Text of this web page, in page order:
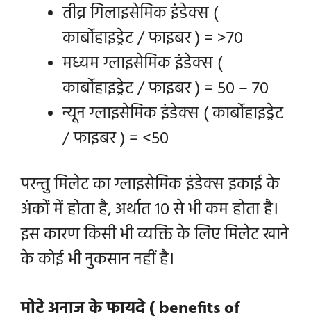
तीव्र गिलाइसेमिक इंडेक्स (
कार्बोहाइड्रेट / फाइबर ) = >70
मध्यम ग्लाइसेमिक इंडेक्स (
कार्बोहाइड्रेट / फाइबर ) = 50 – 70
न्यून ग्लाइसेमिक इंडेक्स ( कार्बोहाइड्रेट
/ फाइबर ) = <50
परन्तु मिलेट का ग्लाइसेमिक इंडेक्स इकाई के
अंकों में होता है, अर्थात 10 से भी कम होता है।
इस कारण किसी भी व्यक्ति के लिए मिलेट खाने
के कोई भी नुकसान नहीं है।
मोटे अनाज के फायदे ( benefits of